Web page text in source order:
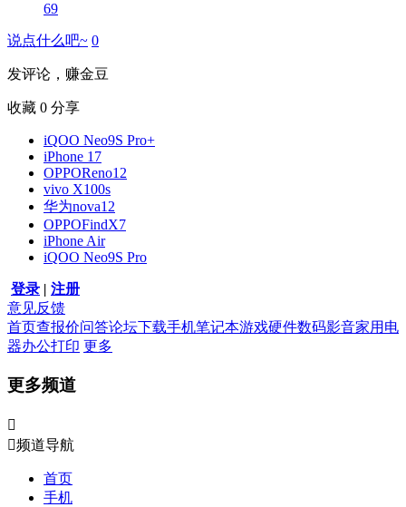
69
说点什么吧~ 0
发评论，赚金豆
收藏 0 分享
iQOO Neo9S Pro+
iPhone 17
OPPOReno12
vivo X100s
华为nova12
OPPOFindX7
iPhone Air
iQOO Neo9S Pro
登录 | 注册
意见反馈
首页查报价问答论坛下载手机笔记本游戏硬件数码影音家用电
器办公打印 更多
更多频道

频道导航
首页
手机